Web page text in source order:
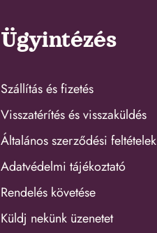
Ügyintézés
Szállítás és fizetés
Visszatérítés és visszaküldés
Általános szerződési feltételek
Adatvédelmi tájékoztató
Rendelés követése
Küldj nekünk üzenetet